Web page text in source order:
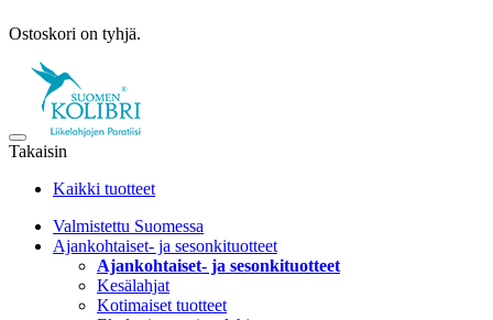
Ostoskori on tyhjä.
Takaisin
Kaikki tuotteet
Valmistettu Suomessa
Ajankohtaiset- ja sesonkituotteet
Ajankohtaiset- ja sesonkituotteet
Kesälahjat
Kotimaiset tuotteet